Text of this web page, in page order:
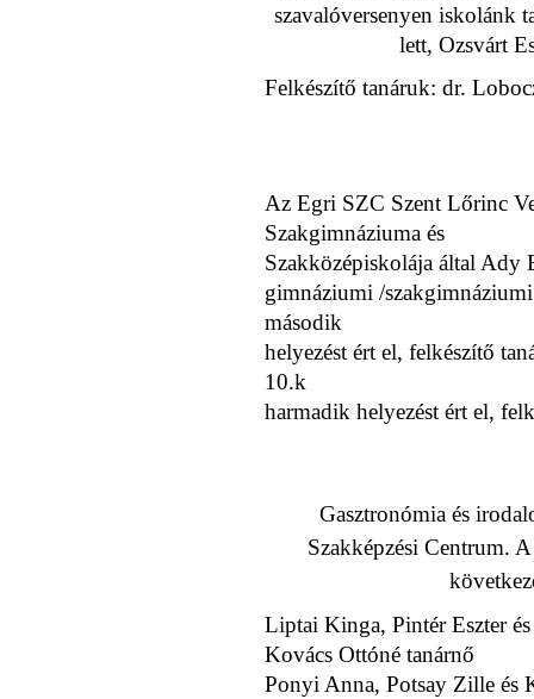
szavalóversenyen iskolánk
lett, Ozsvárt
Felkészítő tanáruk: dr.
Az Egri SZC Szent Lőrinc
Szakgimnáziuma és
Szakközépiskolája által Ady
gimnáziumi /
második
helyezést ért el, felkészítő
10.k
harmadik helyezést ért el,
Gasztronómia és
Szakképzési Centrum.
Liptai Kinga, Pintér Eszter
Kovács Ottóné tanárnő
Ponyi Anna, Potsay Zille és